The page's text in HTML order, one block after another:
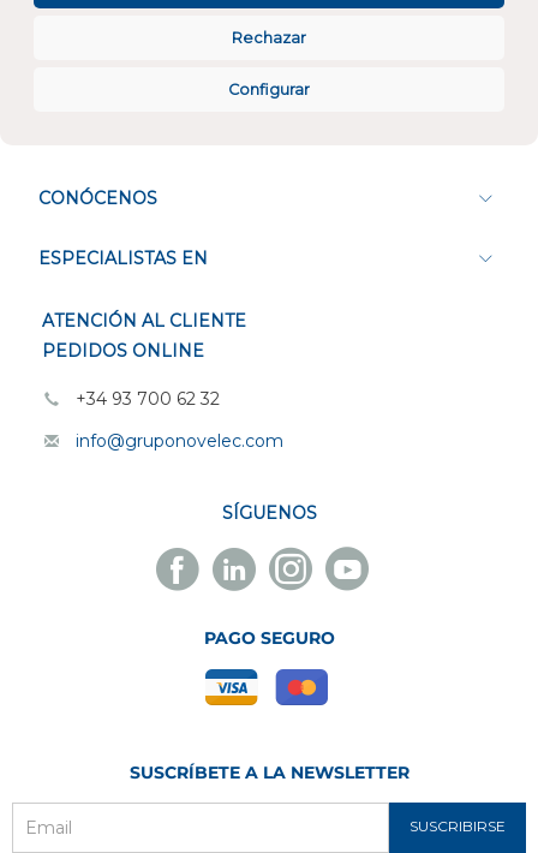
Configurar
Rechazar
Atención al cliente
CONÓCENOS
ESPECIALISTAS EN
ATENCIÓN AL CLIENTE
PEDIDOS ONLINE
+34 93 700 62 32
info@gruponovelec.com
SÍGUENOS
Facebook
Novelec
Linkedin
Novelec
Instagram
Novelec
Youtube
Novelec
PAGO SEGURO
SUSCRÍBETE A LA NEWSLETTER
SUSCRIBIRSE